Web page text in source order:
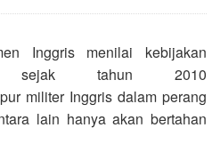
Inggris menilai kebijakan
sejak tahun 2010
militer Inggris dalam perang
lain hanya akan bertahan